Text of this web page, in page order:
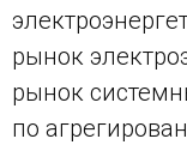
рынок
рынок
по